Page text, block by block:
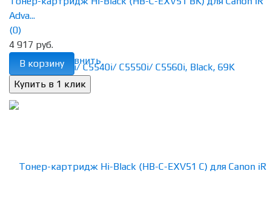
избранное сравнить
Adva...
(0)
4 917 руб.
В корзину